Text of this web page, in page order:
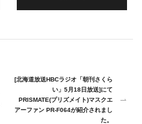
[北海道放送HBCラジオ「朝刊さくら
い」5月18日放送]にて
PRISMATE(プリズメイト)マスクエ
アーファン PR-F064が紹介されまし
た。